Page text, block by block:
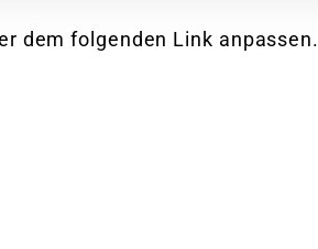
dem folgenden Link anpassen.